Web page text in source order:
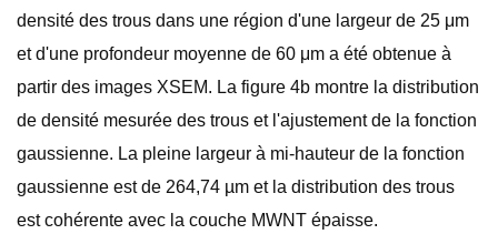
densité des trous dans une région d'une largeur de 25 μm
et d'une profondeur moyenne de 60 μm a été obtenue à
partir des images XSEM. La figure 4b montre la distribution
de densité mesurée des trous et l'ajustement de la fonction
gaussienne. La pleine largeur à mi-hauteur de la fonction
gaussienne est de 264,74 µm et la distribution des trous
est cohérente avec la couche MWNT épaisse.